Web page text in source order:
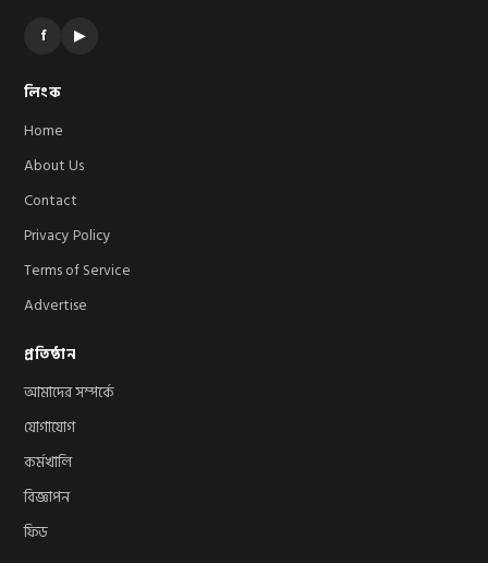
f ▶
লিংক
Home
About Us
Contact
Privacy Policy
Terms of Service
Advertise
প্রতিষ্ঠান
আমাদের সম্পর্কে
যোগাযোগ
কর্মখালি
বিজ্ঞাপন
ফিড